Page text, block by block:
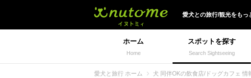
愛犬との旅行/観光をもっ
ホーム
Home
スポットを探す
Search Sightseeing
愛犬と旅行 ホーム 犬 同伴OKの飲食店/ドッグカフェ 情